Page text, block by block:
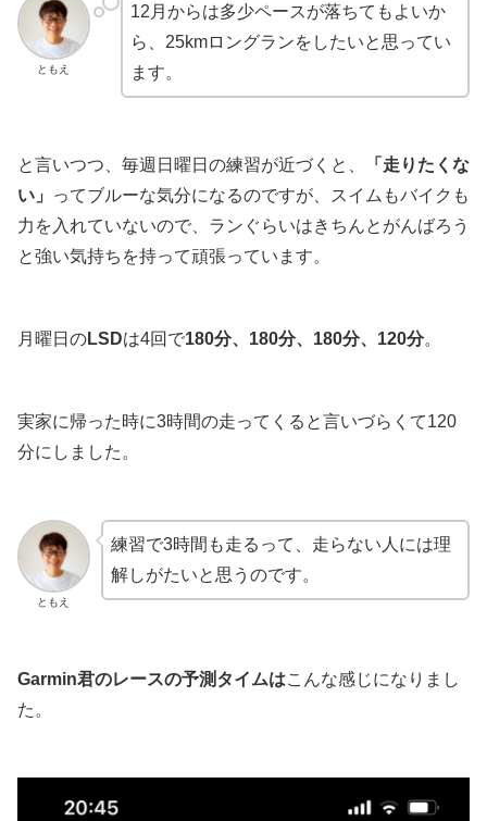
ともえ
12月からは多少ペースが落ちてもよいか
ら、25kmロングランをしたいと思ってい
ます。
と言いつつ、毎週日曜日の練習が近づくと、
「走りたくな
い」
ってブルーな気分になるのですが、スイムもバイクも
力を入れていないので、ランぐらいはきちんとがんばろう
と強い気持ちを持って頑張っています。
月曜日のLSDは4回で180分、180分、180分、120分。
実家に帰った時に3時間の走ってくると言いづらくて120
分にしました。
ともえ
練習で3時間も走るって、走らない人には理
解しがたいと思うのです。
Garmin君のレースの予測タイムはこんな感じになりまし
た。